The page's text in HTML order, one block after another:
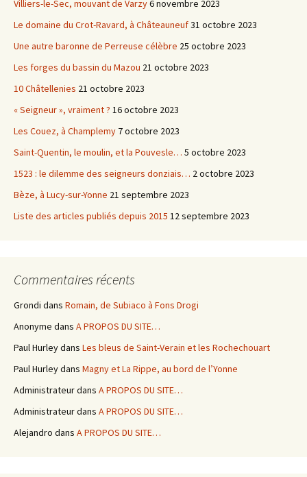
Villiers-le-Sec, mouvant de Varzy6 novembre 2023
Le domaine du Crot-Ravard, à Châteauneuf31 octobre 2023
Une autre baronne de Perreuse célèbre 25 octobre 2023
Les forges du bassin du Mazou 21 octobre 2023
10 Châtellenies 21 octobre 2023
« Seigneur », vraiment ? 16 octobre 2023
Les Couez, à Champlemy 7 octobre 2023
Saint-Quentin, le moulin, et la Pouvesle… 5 octobre 2023
1523 : le dilemme des seigneurs donziais… 2 octobre 2023
Bèze, à Lucy-sur-Yonne 21 septembre 2023
Liste des articles publiés depuis 2015 12 septembre 2023
Commentaires récents
Grondi dans Romain, de Subiaco à Fons Drogi
Anonyme dans A PROPOS DU SITE…
Paul Hurleydans Les bleus de Saint-Verain et les Rochechouart
Paul Hurleydans Magny et La Rippe, au bord de l’Yonne
Administrateurdans A PROPOS DU SITE…
Administrateurdans A PROPOS DU SITE…
Alejandro dans A PROPOS DU SITE…